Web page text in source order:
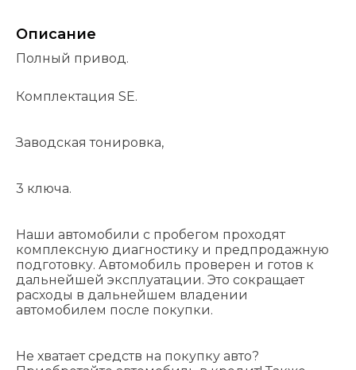
Описание
Полный привод.
Комплектация SE.
Заводская тонировка,
3 ключа.
Наши автомобили с пробегом проходят
комплексную диагностику и предпродажную
подготовку. Автомобиль проверен и готов к
дальнейшей эксплуатации. Это сокращает
расходы в дальнейшем владении
автомобилем после покупки.
Не хватает средств на покупку авто?